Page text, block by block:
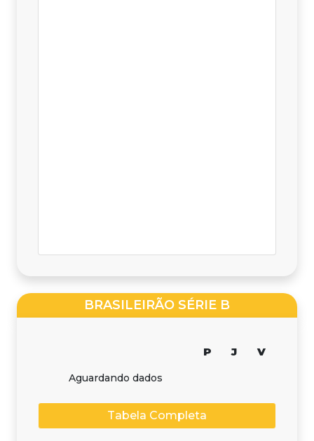
BRASILEIRÃO SÉRIE B
P J V
Aguardando dados
Tabela Completa